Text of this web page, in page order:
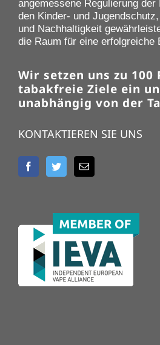
angemessene Regulierung
den Kinder- und
und Nachhaltigkeit
die Raum für eine erfolgreiche
Wir setzen uns zu 100
tabakfreie Ziele ein
unabhängig von der
KONTAKTIEREN SIE UNS